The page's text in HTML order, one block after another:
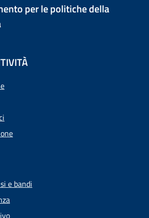
per le politiche della
e bandi